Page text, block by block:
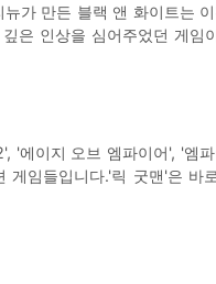
가 만든 블랙 앤 화이트는
은 인상을 심어주었던 게임
재미 중에 큰 부분은 바로 크
'에이지 오브 엠파이어', '엠
임들입니다.'릭 굿맨'은 바
을 볼 수